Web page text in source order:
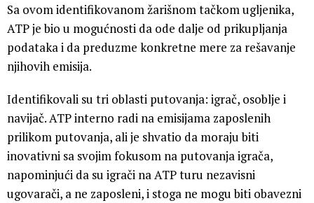
Sa ovom identifikovanom žarišnom tačkom ugljenika,
ATP je bio u mogućnosti da ode dalje od prikupljanja
podataka i da preduzme konkretne mere za rešavanje
njihovih emisija.
Identifikovali su tri oblasti putovanja: igrač, osoblje i
navijač. ATP interno radi na emisijama zaposlenih
prilikom putovanja, ali je shvatio da moraju biti
inovativni sa svojim fokusom na putovanja igrača,
napominjući da su igrači na ATP turu nezavisni
ugovarači, a ne zaposleni, i stoga ne mogu biti obavezni